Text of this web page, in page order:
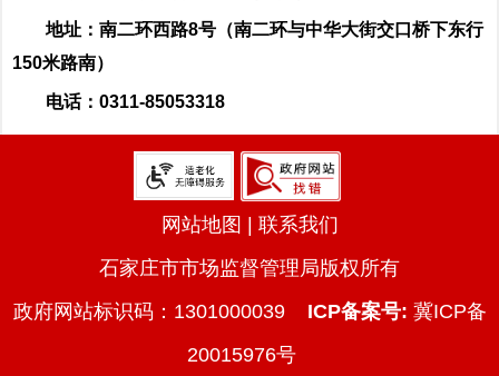
地址：南二环西路8号（南二环与中华大街交口桥下东行
150米路南）
电话：0311-85053318